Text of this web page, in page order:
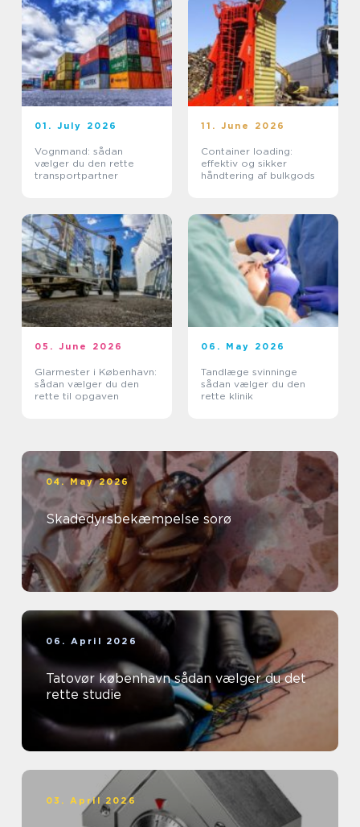
01. July 2026
Vognmand: sådan
vælger du den rette
transportpartner
11. June 2026
Container loading:
effektiv og sikker
håndtering af bulkgods
05. June 2026
Glarmester i København:
sådan vælger du den
rette til opgaven
06. May 2026
Tandlæge svinninge
sådan vælger du den
rette klinik
04. May 2026
Skadedyrsbekæmpelse sorø
06. April 2026
Tatovør københavn sådan vælger du det
rette studie
03. April 2026